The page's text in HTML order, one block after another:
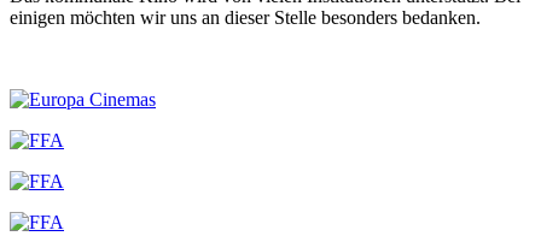
einigen möchten wir uns an dieser Stelle besonders bedanken.